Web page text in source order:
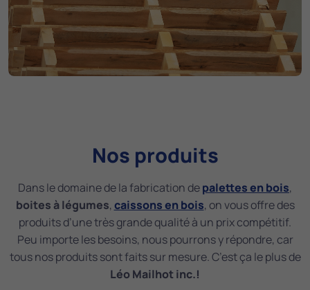
Nos produits
Dans le domaine de la fabrication depalettes en bois,
boites à légumes, caissons en bois, on vous offre des
produits d’une très grande qualité à un prix compétitif.
Peu importe les besoins, nous pourrons y répondre, car
tous nos produits sont faits sur mesure. C’est ça le plus de
Léo Mailhot inc.!